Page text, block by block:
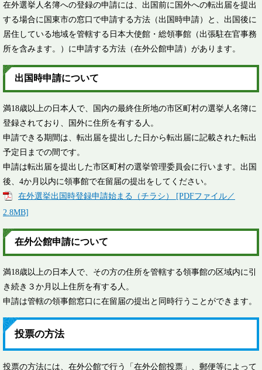
在外選挙人名簿への登録の申請には、出国前に国外への転出届を提出
する場合に国東市の窓口で申請する方法（出国時申請）と、出国後に
居住している地域を管轄する日本大使館・総領事館（出張駐在官事務
所を含みます。）に申請する方法（在外公館申請）があります。
出国時申請について
満18歳以上の日本人で、国内の最終住所地の市区町村の選挙人名簿に
登録されており、国外に住所を有する人。
申請できる期間は、転出届を提出した日から転出届に記載された転出
予定日までの間です。
申請は転出届を提出した市区町村の選挙管理委員会に行います。出国
後、4か月以内に領事館で在留届の提出をしてください。
在外選挙出国時登録申請始まる（チラシ） [PDFファイル／
2.8MB]
在外公館申請について
満18歳以上の日本人で、その方の住所を管轄する領事館の区域内に引
き続き３か月以上住所を有する人。
申請は管轄の領事館窓口に在留届の提出と同時行うことができます。
投票の方法
投票の方法には、在外公館で行う「在外公館投票」、郵便等によって